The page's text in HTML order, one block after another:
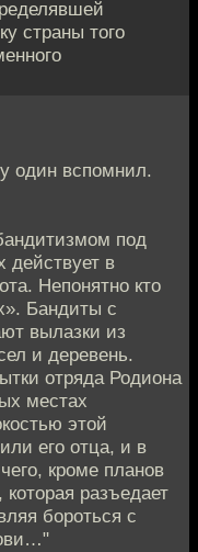
страны того
один вспомнил.
под
действует в
Непонятно кто
Бандиты с
вылазки из
и деревень.
отряда Родиона
местах
этой
его отца, и в
кроме планов
разъедает
бороться с